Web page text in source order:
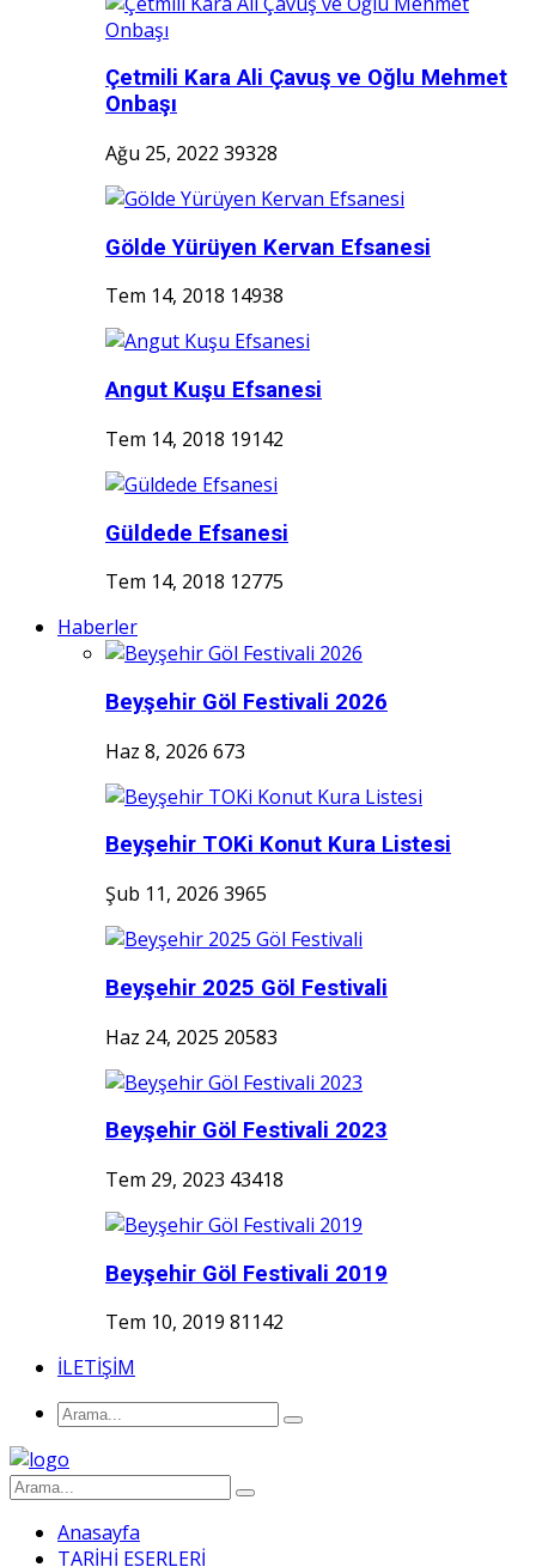
Çetmili Kara Ali Çavuş ve Oğlu Mehmet
Onbaşı
Ağu 25, 2022 39328
Gölde Yürüyen Kervan Efsanesi
Tem 14, 2018 14938
Angut Kuşu Efsanesi
Tem 14, 2018 19142
Güldede Efsanesi
Tem 14, 2018 12775
Haberler
Beyşehir Göl Festivali 2026
Haz 8, 2026 673
Beyşehir TOKi Konut Kura Listesi
Şub 11, 2026 3965
Beyşehir 2025 Göl Festivali
Haz 24, 2025 20583
Beyşehir Göl Festivali 2023
Tem 29, 2023 43418
Beyşehir Göl Festivali 2019
Tem 10, 2019 81142
İLETİŞİM
Anasayfa
TARİHİ ESERLERİ